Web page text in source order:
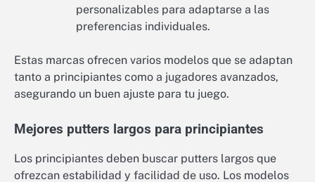
personalizables para adaptarse a las
preferencias individuales.
Estas marcas ofrecen varios modelos que se adaptan
tanto a principiantes como a jugadores avanzados,
asegurando un buen ajuste para tu juego.
Mejores putters largos para principiantes
Los principiantes deben buscar putters largos que
ofrezcan estabilidad y facilidad de uso. Los modelos